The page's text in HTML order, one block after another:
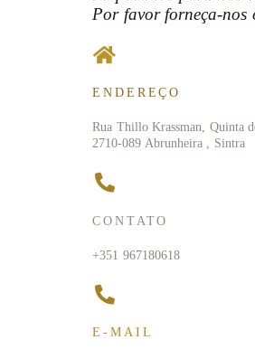
Por favor forneça-nos
ENDEREÇO
Rua Thillo Krassman, Quinta
2710-089 Abrunheira , Sintra
CONTATO
+351 967180618
E-MAIL